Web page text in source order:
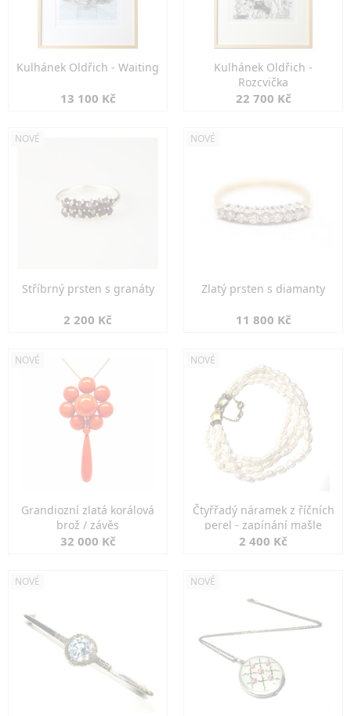
Kulhánek Oldřich - Waiting
13 100 Kč
Kulhánek Oldřich -
Rozcvička
22 700 Kč
NOVÉ
Stříbrný prsten s granáty
2 200 Kč
NOVÉ
Zlatý prsten s diamanty
11 800 Kč
NOVÉ
Grandiozní zlatá korálová
brož / závěs
32 000 Kč
NOVÉ
Čtyřřadý náramek z říčních
perel - zapínání mašle
2 400 Kč
NOVÉ NOVÉ